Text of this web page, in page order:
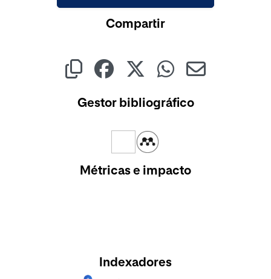
Compartir
Gestor bibliográfico
Métricas e impacto
Indexadores